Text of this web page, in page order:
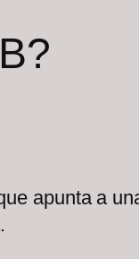
apunta a